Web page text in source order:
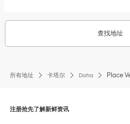
查找地址
所有地址 卡塔尔 Doha Place
点击展开或折叠内容
注册抢先了解新鲜资讯